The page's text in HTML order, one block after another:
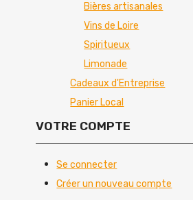
Bières artisanales
Vins de Loire
Spiritueux
Limonade
Cadeaux d'Entreprise
Panier Local
VOTRE COMPTE
Se connecter
Créer un nouveau compte